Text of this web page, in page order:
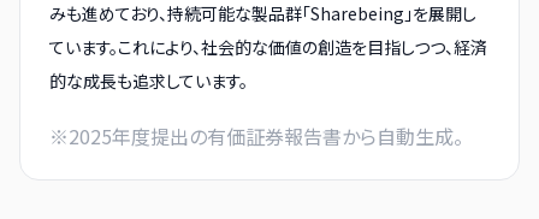
みも進めており、持続可能な製品群「Sharebeing」を展開し
ています。これにより、社会的な価値の創造を目指しつつ、経済
的な成長も追求しています。
※2025年度提出の有価証券報告書から自動生成。